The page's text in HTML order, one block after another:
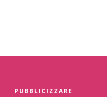
PUBBLICIZZARE